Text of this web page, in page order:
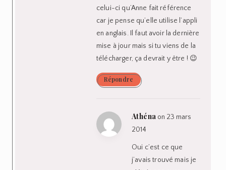
celui-ci qu’Anne fait référence
car je pense qu’elle utilise l’appli
en anglais. Il faut avoir la dernière
mise à jour mais si tu viens de la
télécharger, ça devrait y être ! 😉
Répondre
Athéna on 23 mars
2014
Oui c’est ce que
j’avais trouvé mais je